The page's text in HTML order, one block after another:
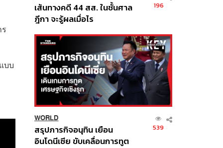
บบ
เส้นทางคดี 44 สส. ในชั้นศาล
ฎีกา จะรู้ผลเมื่อไร
196
WORLD
สรุปภารกิจอนุทิน เยือน
อินโดนีเซีย ขับเคลื่อนการทูต
539